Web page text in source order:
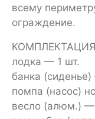
всему
ограждение.
лодка — 1 шт.
банка
помпа (насос)
весло (алюм.) —